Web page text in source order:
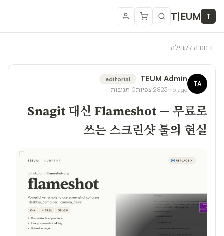
T
T|EUM
← חזרה לקהילה
TA
editorial TEUM Admin
3mo ago
282צפיות0 תגובות
Snagit 대신 Flameshot — 무료로
쓰는 스크린샷 툴의 현실